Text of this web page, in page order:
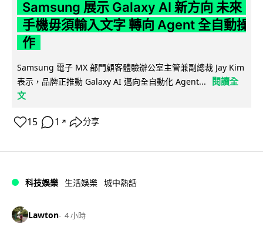
Samsung 展示 Galaxy AI 新方向 未來
手機毋須輸入文字 轉向 Agent 全自動操
作
Samsung 電子 MX 部門顧客體驗辦公室主管兼副總裁 Jay Kim
表示，品牌正推動 Galaxy AI 邁向全自動化 Agent...
閱讀全
文
15 1 ↗ 分享
科技娛樂 生活娛樂 城中熱話
Lawton 4 小時